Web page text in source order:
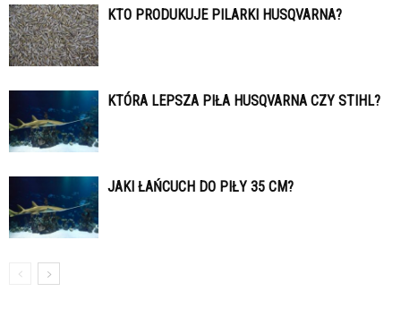
KTO PRODUKUJE PILARKI HUSQVARNA?
KTÓRA LEPSZA PIŁA HUSQVARNA CZY STIHL?
JAKI ŁAŃCUCH DO PIŁY 35 CM?